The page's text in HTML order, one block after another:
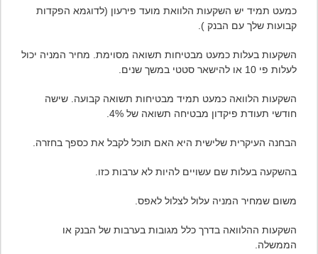
כמעט תמיד יש השקעות הלוואת מועד פירעון (לדוגמא הפקדות
קבועות שלך עם הבנק ).
השקעות בעלות כמעט מבטיחות תשואה מסוימת. מחיר המניה יכול
לעלות פי 10 או להישאר סטטי במשך שנים.
השקעות הלוואה כמעט תמיד מבטיחות תשואה קבועה. שישה
חודשי תעודת פיקדון מבטיחה תשואה של 4%.
הבחנה העיקרית שלישית היא האם תוכל לקבל את כספך בחזרה.
בהשקעה בעלות שם עשויים להיות לא ערבות כזו.
משום שמחיר המניה עלול לצלול לאפס.
השקעות ההלוואה בדרך כלל מגובות בערבות של הבנק או
הממשלה.